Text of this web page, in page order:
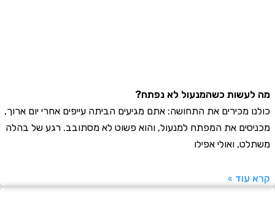
כשהמנעול לא נפתח?
מכירים את התחושה: אתם מגיעים הביתה עייפים אחרי יום ארוך,
את המפתח למנעול, והוא פשוט לא מסתובב. רגע של בהלה
ואולי אפילו
»